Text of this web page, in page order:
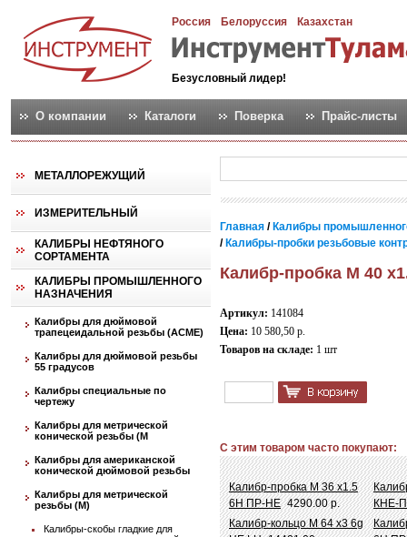
Россия Белоруссия Казахстан
Безусловный лидер!
О компании Каталоги Поверка Прайс-листы
МЕТАЛЛОРЕЖУЩИЙ
ИЗМЕРИТЕЛЬНЫЙ
КАЛИБРЫ НЕФТЯНОГО
СОРТАМЕНТА
КАЛИБРЫ ПРОМЫШЛЕННОГО
НАЗНАЧЕНИЯ
Калибры для дюймовой
трапецеидальной резьбы (АСМЕ)
Калибры для дюймовой резьбы
55 градусов
Калибры специальные по
чертежу
Калибры для метрической
конической резьбы (М
Калибры для американской
конической дюймовой резьбы
Калибры для метрической
резьбы (М)
Калибры-скобы гладкие для
Главная / Калибры
/ Калибры-пробки резьбовые
Калибр-пробка М 40
Артикул: 141084
Цена: 10 580,50 р.
Товаров на складе: 1 шт
С этим товаром часто покупают:
Калибр-пробка М 36 х1.5
6Н ПР-НЕ 4290.00 р.
КНЕ-
Калибр-кольцо М 64 х3 6g